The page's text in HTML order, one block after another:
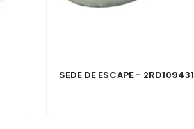
SEDE DE ESCAPE - 2RD109431